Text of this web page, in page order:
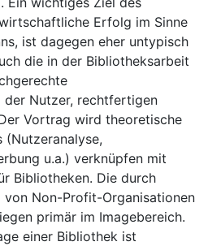
Erfolg im Sinne
ist dagegen eher untypisch
die in der Bibliotheksarbeit
Nutzer, rechtfertigen
Vortrag wird theoretische
(Nutzeranalyse,
u.a.) verknüpfen mit
Bibliotheken. Die durch
Non-Profit-Organisationen
primär im Imagebereich.
einer Bibliothek ist